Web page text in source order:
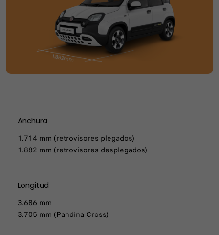
Anchura
1.714 mm (retrovisores plegados)
1.882 mm (retrovisores desplegados)
Longitud
3.686 mm
3.705 mm (Pandina Cross)